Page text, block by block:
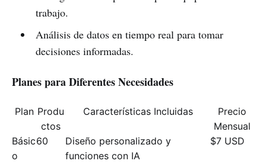
trabajo.
Análisis de datos en tiempo real para tomar
decisiones informadas.
Planes para Diferentes Necesidades
Plan Produ
ctos
Características Incluidas
Precio
Mensual
Básic
o
60
Diseño personalizado y
funciones con IA
$7 USD